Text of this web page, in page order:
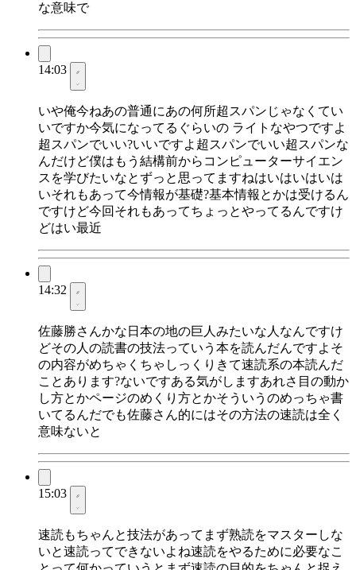
な意味で
14:03
いや俺今ねあの普通にあの何所超スパンじゃなくてい
いですか今気になってるぐらいの ライトなやつですよ
超スパンでいい?いいですよ超スパンでいい超スパンな
んだけど僕はもう結構前からコンピューターサイエン
スを学びたいなとずっと思ってますねはいはいはいは
いそれもあって今情報が基礎?基本情報とかは受けるん
ですけど今回それもあってちょっとやってるんですけ
どはい最近
14:32
佐藤勝さんかな日本の地の巨人みたいな人なんですけ
どその人の読書の技法っていう本を読んだんですよそ
の内容がめちゃくちゃしっくりきて速読系の本読んだ
ことあります?ないですある気がしますあれさ目の動か
し方とかページのめくり方とかそういうのめっちゃ書
いてるんだでも佐藤さん的にはその方法の速読は全く
意味ないと
15:03
速読もちゃんと技法があってまず熟読をマスターしな
いと速読ってできないよね速読をやるために必要なこ